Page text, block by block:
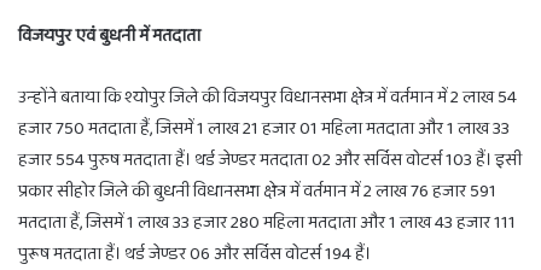
विजयपुर एवं बुधनी में मतदाता
उन्होंने बताया कि श्योपुर जिले की विजयपुर विधानसभा क्षेत्र में वर्तमान में 2 लाख 54
हजार 750 मतदाता हैं, जिसमें 1 लाख 21 हजार 01 महिला मतदाता और 1 लाख 33
हजार 554 पुरुष मतदाता हैं। थर्ड जेण्डर मतदाता 02 और सर्विस वोटर्स 103 हैं। इसी
प्रकार सीहोर जिले की बुधनी विधानसभा क्षेत्र में वर्तमान में 2 लाख 76 हजार 591
मतदाता हैं, जिसमें 1 लाख 33 हजार 280 महिला मतदाता और 1 लाख 43 हजार 111
पुरूष मतदाता हैं। थर्ड जेण्डर 06 और सर्विस वोटर्स 194 हैं।